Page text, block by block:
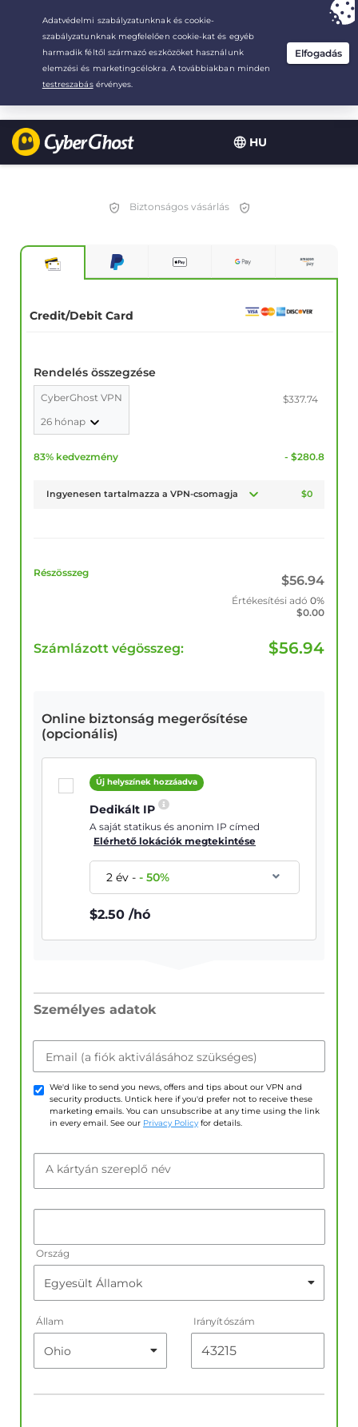
HU
Your choice:The Best Deal for 2.1666666666667-years at $
/month
Biztonságos vásárlás
Credit/Debit Card
Rendelés összegzése
CyberGhost VPN
26 hónap
$337.74
83% kedvezmény - $280.8
Ingyenesen tartalmazza a VPN-csomagja $0
Részösszeg
$56.94
Értékesítési adó 0%
$0.00
Számlázott végösszeg: $56.94
Online biztonság megerősítése
(opcionális)
Új helyszínek hozzáadva
Dedikált IP
A saját statikus és anonim IP címed
Elérhető lokációk megtekintése
2 év--50%
$2.50 /hó
Személyes adatok
Email (a fiók aktiválásához szükséges)
We'd like to send you news, offers and tips about our VPN and
security products. Untick here if you'd prefer not to receive these
marketing emails. You can unsubscribe at any time using the link
in every email. See our Privacy Policy for details.
A kártyán szereplő név
Ország
Állam Irányítószám